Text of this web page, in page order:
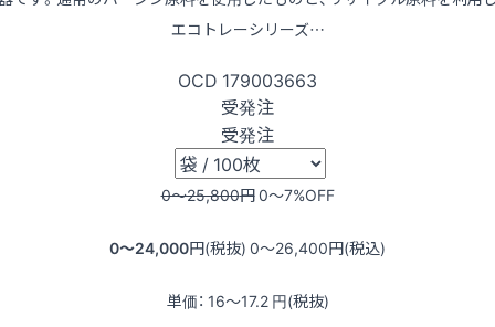
エコトレーシリーズ…
OCD 179003663
受発注
受発注
0〜25,800円0〜7%OFF
0〜24,000円(税抜) 0〜26,400円(税込)
単価： 16〜17.2 円(税抜)